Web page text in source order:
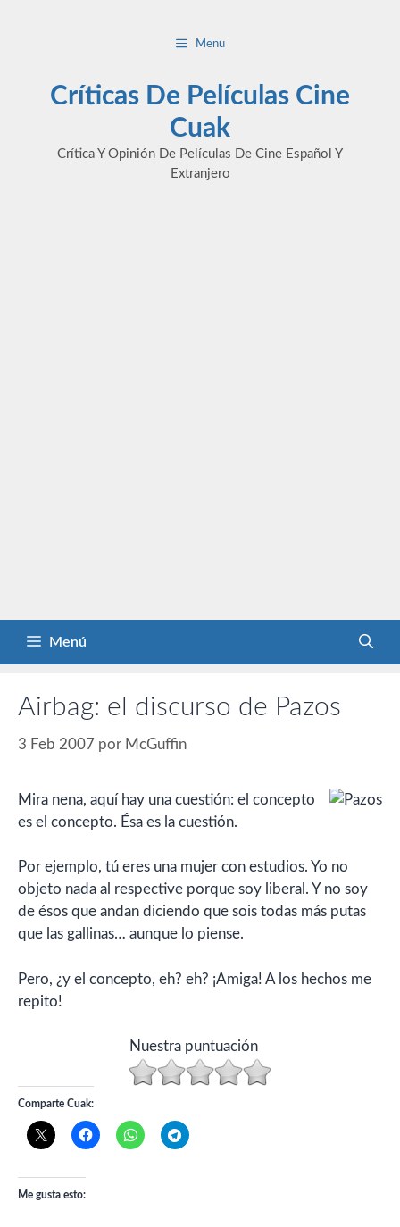
Menu
Críticas De Películas Cine
Cuak
Crítica Y Opinión De Películas De Cine Español Y
Extranjero
Menú
Airbag: el discurso de Pazos
3 Feb 2007 por McGuffin
Mira nena, aquí hay una cuestión: el concepto
es el concepto. Ésa es la cuestión.
Por ejemplo, tú eres una mujer con estudios. Yo no
objeto nada al respective porque soy liberal. Y no soy
de ésos que andan diciendo que sois todas más putas
que las gallinas… aunque lo piense.
Pero, ¿y el concepto, eh? eh? ¡Amiga! A los hechos me
repito!
Nuestra puntuación
Comparte Cuak:
Me gusta esto: